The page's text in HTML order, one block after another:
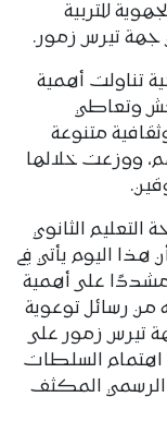
للتربية
جهة تيرس زمور.
تناولت أهمية
وتعاطي
متنوعة
ووزعت خلالها
الثانوي
اليوم يأتي في
مشددًا على أهمية
من رسائل توعوية
تيرس زمور على
اهتمام السلطات
الرسمي المكثف